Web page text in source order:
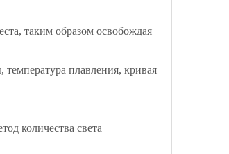
таким образом освобождая
плавления, кривая
количества света